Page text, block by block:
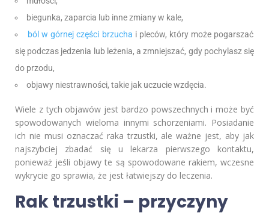
biegunka, zaparcia lub inne zmiany w kale,
ból w górnej części brzucha i pleców, który może pogarszać
się podczas jedzenia lub leżenia, a zmniejszać, gdy pochylasz się
do przodu,
objawy niestrawności, takie jak uczucie wzdęcia.
Wiele z tych objawów jest bardzo powszechnych i może być
spowodowanych wieloma innymi schorzeniami. Posiadanie
ich nie musi oznaczać raka trzustki, ale ważne jest, aby jak
najszybciej zbadać się u lekarza pierwszego kontaktu,
ponieważ jeśli objawy te są spowodowane rakiem, wczesne
wykrycie go sprawia, że jest łatwiejszy do leczenia.
Rak trzustki – przyczyny